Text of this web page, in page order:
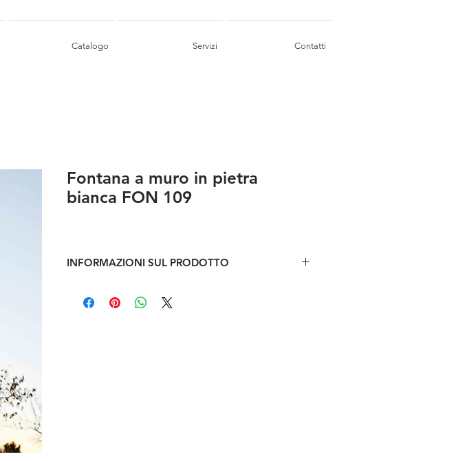
Catalogo Servizi Contatti
Fontana a muro in pietra
bianca FON 109
INFORMAZIONI SUL PRODOTTO
Max ingombro: l 50 x prof 36 x h 63 cm